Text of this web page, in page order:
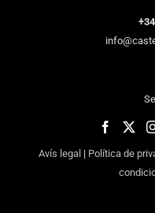
Avís legal | Política de